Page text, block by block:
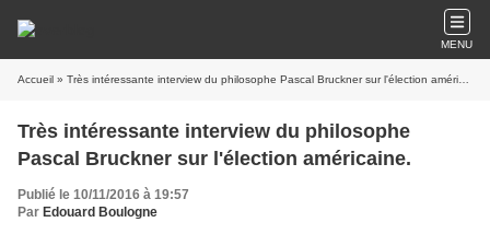
MENU
Accueil » Très intéressante interview du philosophe Pascal Bruckner sur l'élection américaine.
Très intéressante interview du philosophe
Pascal Bruckner sur l'élection américaine.
Publié le 10/11/2016 à 19:57
Par Edouard Boulogne